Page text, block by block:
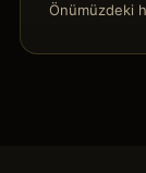
Önümüzdeki